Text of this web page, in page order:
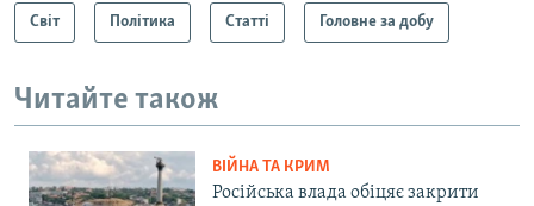
Світ Політика Статті Головне за добу
Читайте також
ВІЙНА ТА КРИМ
Російська влада обіцяє закрити